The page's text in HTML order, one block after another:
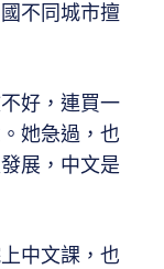
不同城市擅
好，連買一
她急過，也
展，中文是
中文課，也